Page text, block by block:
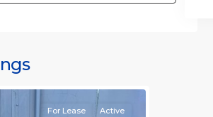
For Lease Active